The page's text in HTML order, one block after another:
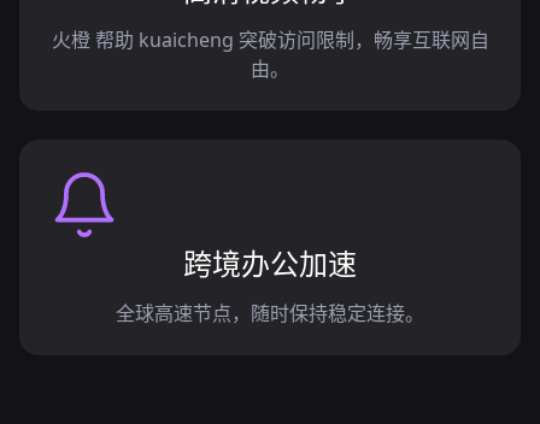
火橙 帮助 kuaicheng 突破访问限制，畅享互联网自
由。
跨境办公加速
全球高速节点，随时保持稳定连接。